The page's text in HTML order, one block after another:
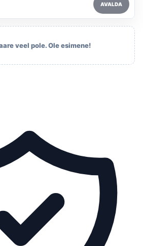
AVALDA
veel pole. Ole esimene!